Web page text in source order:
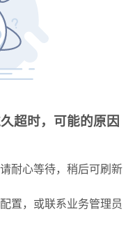
超时，可能的原因
耐心等待，稍后可刷新
置，或联系业务管理员